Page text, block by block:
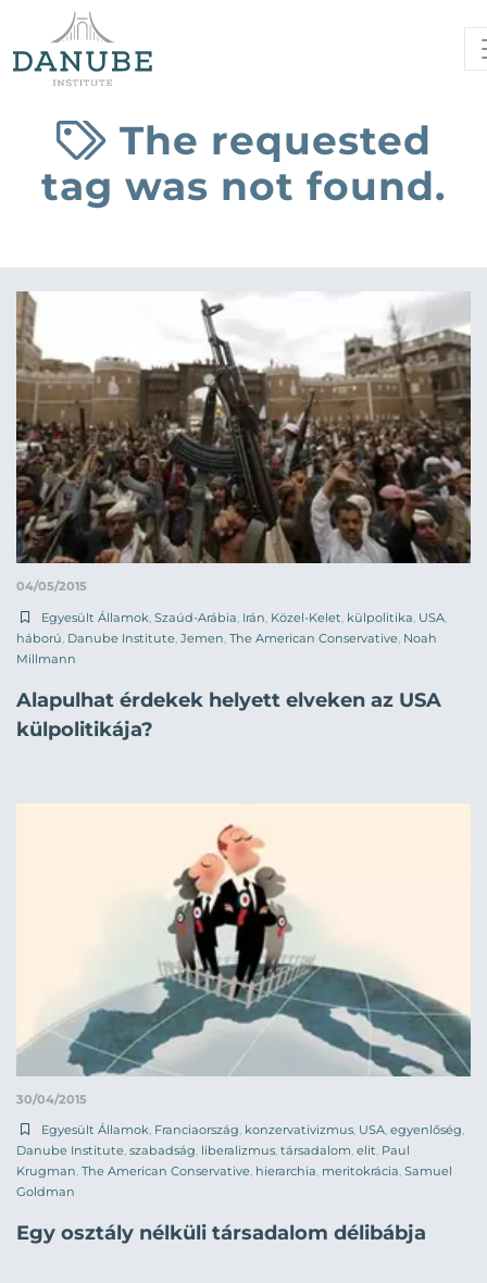
The requested
tag was not found.
04/05/2015
Egyesült Államok Szaúd-Arábia Irán Közel-Kelet külpolitika USA
háború Danube Institute Jemen The American Conservative Noah
Millmann
Alapulhat érdekek helyett elveken az USA
külpolitikája?
30/04/2015
Egyesült Államok Franciaország konzervativizmus USA egyenlőség
Danube Institute szabadság liberalizmus társadalom elit Paul
Krugman The American Conservative hierarchia meritokrácia Samuel
Goldman
Egy osztály nélküli társadalom délibábja